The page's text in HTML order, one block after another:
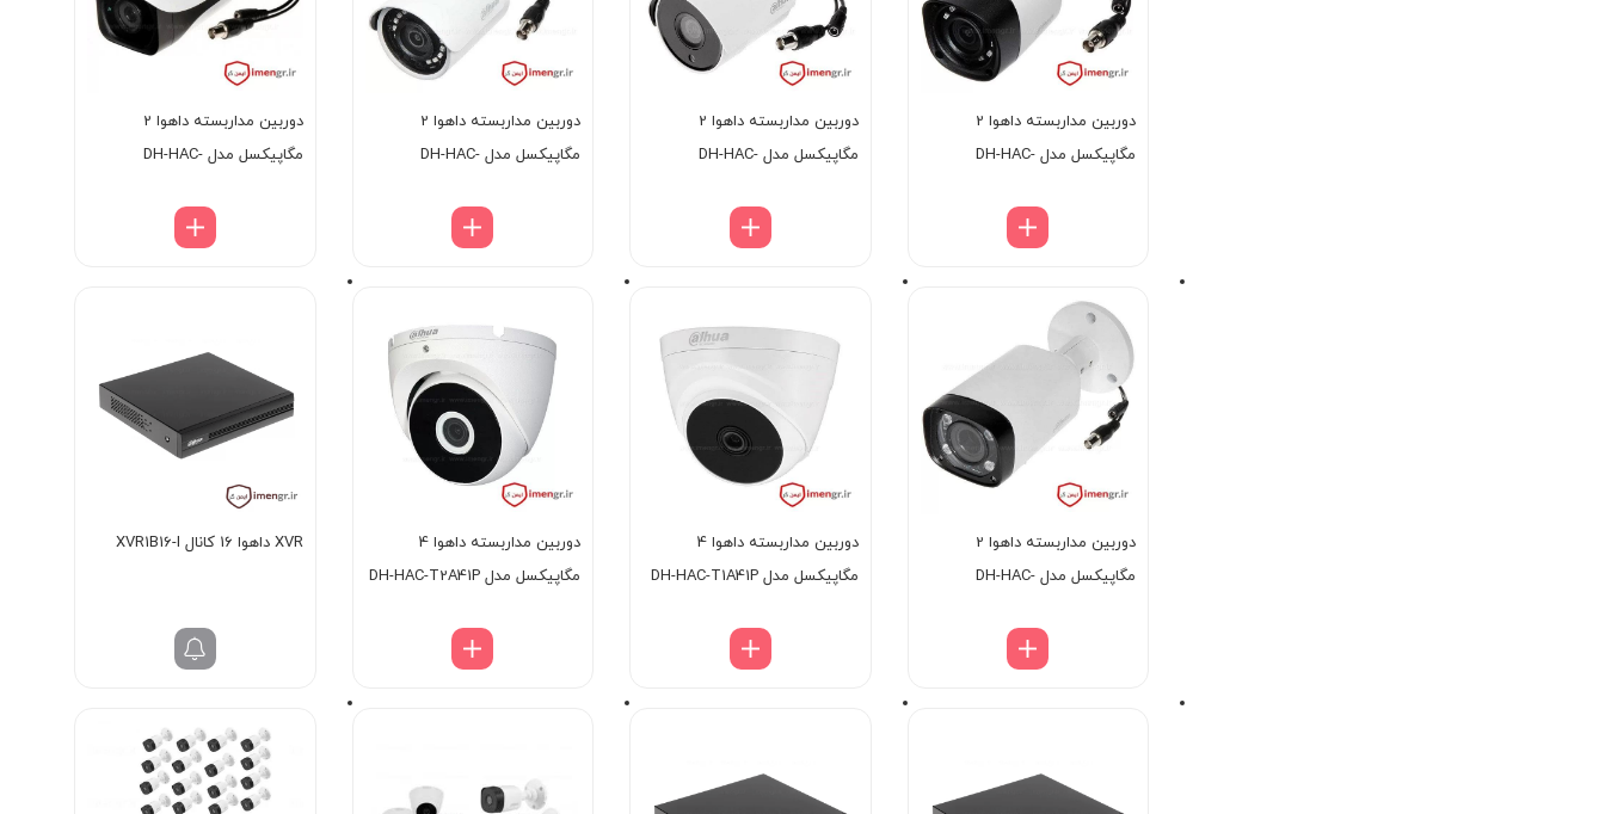
دوربین مداربسته داهوا 2
مگاپیکسل مدل DH-HAC-
دوربین مداربسته داهوا 2
مگاپیکسل مدل DH-HAC-
دوربین مداربسته داهوا 2
مگاپیکسل مدل DH-HAC-
دوربین مداربسته داهوا 2
مگاپیکسل مدل DH-HAC-
دوربین مداربسته داهوا 2
مگاپیکسل مدل DH-HAC-
دوربین مداربسته داهوا 4
مگاپیکسل مدل DH-HAC-T1A41P
دوربین مداربسته داهوا 4
مگاپیکسل مدل DH-HAC-T2A41P
XVR داهوا 16 کانال XVR1B16-I